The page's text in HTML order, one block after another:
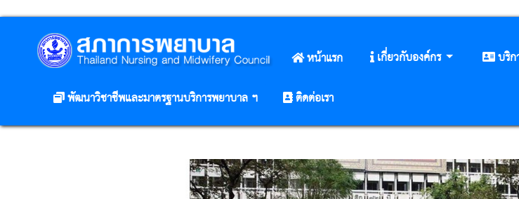
หน้าแรก เกี่ยวกับองค์กร บริ
พัฒนาวิชาชีพและมาตรฐานบริการพยาบาล ฯ
ติดต่อเรา